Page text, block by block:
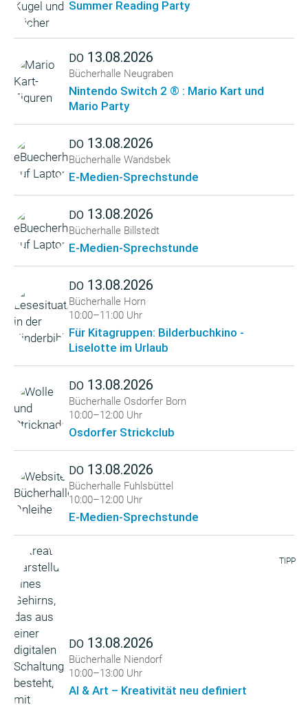
Summer Reading Party
DO 13.08.2026
Bücherhalle Neugraben
Nintendo Switch 2 ® : Mario Kart und
Mario Party
DO 13.08.2026
Bücherhalle Wandsbek
E-Medien-Sprechstunde
DO 13.08.2026
Bücherhalle Billstedt
E-Medien-Sprechstunde
DO 13.08.2026
Bücherhalle Horn
10:00–11:00 Uhr
Für Kitagruppen: Bilderbuchkino -
Liselotte im Urlaub
DO 13.08.2026
Bücherhalle Osdorfer Born
10:00–12:00 Uhr
Osdorfer Strickclub
DO 13.08.2026
Bücherhalle Fuhlsbüttel
10:00–12:00 Uhr
E-Medien-Sprechstunde
TIPP
DO 13.08.2026
Bücherhalle Niendorf
10:00–13:00 Uhr
AI & Art – Kreativität neu definiert